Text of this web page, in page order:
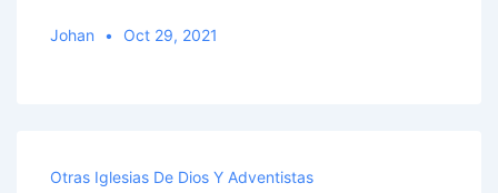
Johan Oct 29, 2021
Otras Iglesias De Dios Y Adventistas